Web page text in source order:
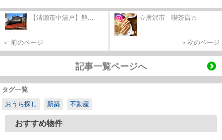
【清瀬市中清戸】解...
＜ 前のページ
☆所沢市 喫茶店☆
＞次のページ
記事一覧ページへ
タグ一覧
おうち探し
新築 不動産
おすすめ物件